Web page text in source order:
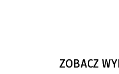
ZOBACZ